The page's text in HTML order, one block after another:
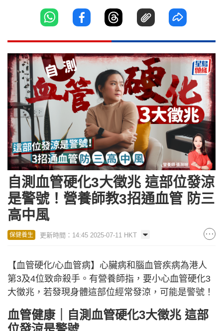
自測血管硬化3大徵兆 這部位發涼
是警號！營養師教3招通血管 防三
高中風
保健養生 更新時間：14:45 2025-07-11 HKT
【血管硬化/心血管病】心臟病和腦血管疾病為港人
第3及4位致命殺手。有營養師指，要小心血管硬化3
大徵兆，若發現身體這部位經常發涼，可能是警號！
血管健康｜自測血管硬化3大徵兆 這部